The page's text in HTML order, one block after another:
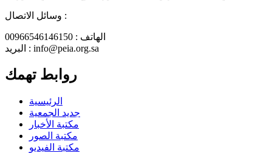
وسائل الاتصال :
الهاتف : 00966546146150
البريد : info@peia.org.sa
روابط تهمك
الرئيسية
جديد الجمعية
مكتبة الأخبار
مكتبة الصور
مكتبة الفيديو